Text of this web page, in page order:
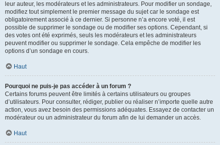
leur auteur, les modérateurs et les administrateurs. Pour modifier un sondage,
modifiez tout simplement le premier message du sujet car le sondage est
obligatoirement associé à ce dernier. Si personne n’a encore voté, il est
possible de supprimer le sondage ou de modifier ses options. Cependant, si
des votes ont été exprimés, seuls les modérateurs et les administrateurs
peuvent modifier ou supprimer le sondage. Cela empêche de modifier les
options d’un sondage en cours.
Haut
Pourquoi ne puis-je pas accéder à un forum ?
Certains forums peuvent être limités à certains utilisateurs ou groupes
d’utilisateurs. Pour consulter, rédiger, publier ou réaliser n’importe quelle autre
action, vous avez besoin des permissions adéquates. Essayez de contacter un
modérateur ou un administrateur du forum afin de lui demander un accès.
Haut